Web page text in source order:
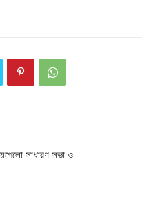
সাধারণ সভা ও